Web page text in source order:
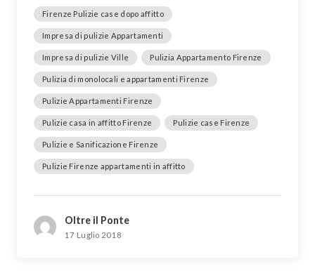
Firenze Pulizie case dopo affitto
Impresa di pulizie Appartamenti
Impresa di pulizie Ville Pulizia Appartamento Firenze
Pulizia di monolocali e appartamenti Firenze
Pulizie Appartamenti Firenze
Pulizie casa in affitto Firenze Pulizie case Firenze
Pulizie e Sanificazione Firenze
Pulizie Firenze appartamenti in affitto
Oltre il Ponte
17 Luglio 2018